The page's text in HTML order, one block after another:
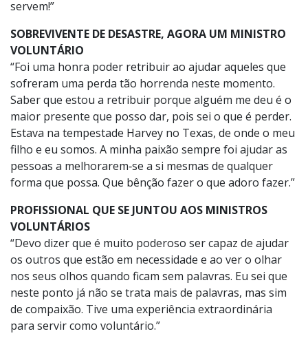
servem!”
SOBREVIVENTE DE DESASTRE, AGORA UM MINISTRO
VOLUNTÁRIO
“Foi uma honra poder retribuir ao ajudar aqueles que
sofreram uma perda tão horrenda neste momento.
Saber que estou a retribuir porque alguém me deu é o
maior presente que posso dar, pois sei o que é perder.
Estava na tempestade Harvey no Texas, de onde o meu
filho e eu somos. A minha paixão sempre foi ajudar as
pessoas a melhorarem‑se a si mesmas de qualquer
forma que possa. Que bênção fazer o que adoro fazer.”
PROFISSIONAL QUE SE JUNTOU AOS MINISTROS
VOLUNTÁRIOS
“Devo dizer que é muito poderoso ser capaz de ajudar
os outros que estão em necessidade e ao ver o olhar
nos seus olhos quando ficam sem palavras. Eu sei que
neste ponto já não se trata mais de palavras, mas sim
de compaixão. Tive uma experiência extraordinária
para servir como voluntário.”